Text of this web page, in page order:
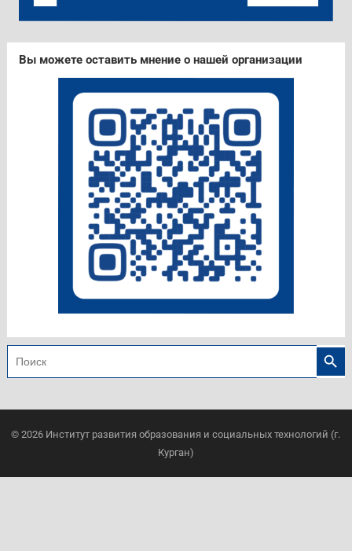
Вы можете оставить мнение о нашей организации
Search
for:
© 2026 Институт развития образования и социальных технологий (г.
Курган)